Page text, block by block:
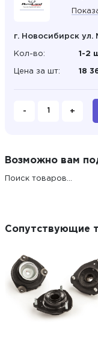
г. Новосибирск ул.
Кол-во: 1-2
Цена за шт: 18
- +
Возможно вам
Поиск товаров...
Сопутствующие